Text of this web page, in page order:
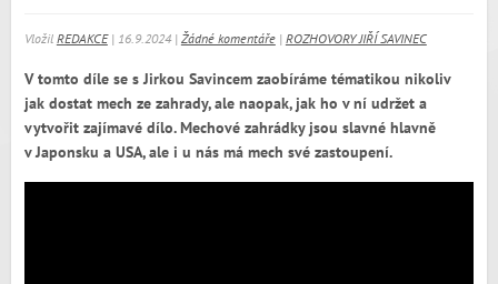
Vložil REDAKCE| 16.9.2024 | Žádné komentáře| ROZHOVORY JIŘÍ SAVINEC
V tomto díle se s Jirkou Savincem zaobíráme tématikou nikoliv
jak dostat mech ze zahrady, ale naopak, jak ho v ní udržet a
vytvořit zajímavé dílo. Mechové zahrádky jsou slavné hlavně
v Japonsku a USA, ale i u nás má mech své zastoupení.